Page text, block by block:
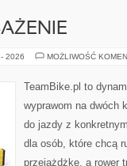
2026 MOŻLIWOŚĆ
TeamBike.pl to
wyprawom na dwóch
do jazdy z
dla osób, które chcą
przejażdżkę, a rower